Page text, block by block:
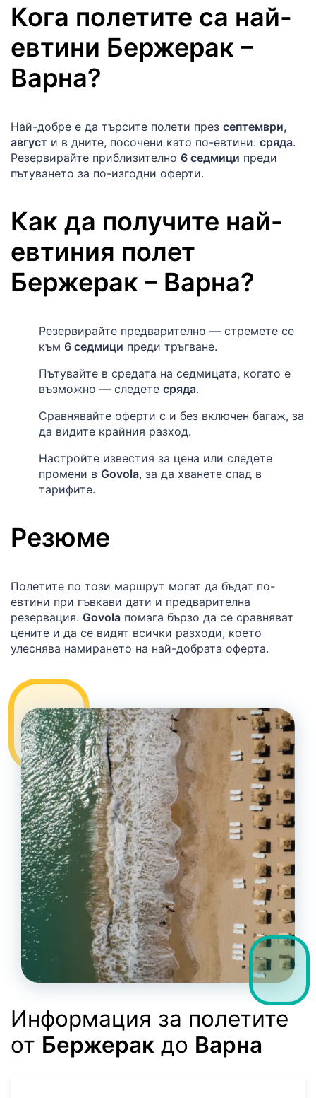
Кога полетите са най-
евтини Бержерак –
Варна?
Най-добре е да търсите полети през септември,
август и в дните, посочени като по-евтини: сряда.
Резервирайте приблизително 6 седмици преди
пътуването за по-изгодни оферти.
Как да получите най-
евтиния полет
Бержерак – Варна?
Резервирайте предварително — стремете се
към 6 седмици преди тръгване.
Пътувайте в средата на седмицата, когато е
възможно — следете сряда.
Сравнявайте оферти с и без включен багаж, за
да видите крайния разход.
Настройте известия за цена или следете
промени в Govola, за да хванете спад в
тарифите.
Резюме
Полетите по този маршрут могат да бъдат по-
евтини при гъвкави дати и предварителна
резервация. Govola помага бързо да се сравняват
цените и да се видят всички разходи, което
улеснява намирането на най-добрата оферта.
Информация за полетите
от Бержерак до Варна